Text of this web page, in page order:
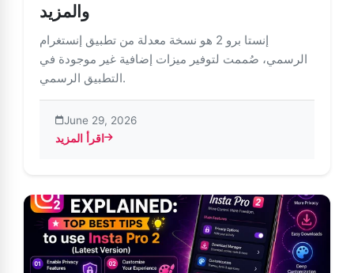
والمزيد
إنستا برو 2 هو نسخة معدلة من تطبيق إنستغرام
الرسمي، صُممت لتوفير ميزات إضافية غير موجودة في
التطبيق الرسمي.
June 29, 2026
اقرأ المزيد